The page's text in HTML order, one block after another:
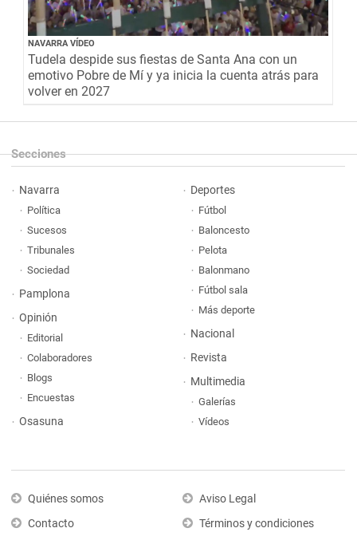
NAVARRA VÍDEO
Tudela despide sus fiestas de Santa Ana con un
emotivo Pobre de Mí y ya inicia la cuenta atrás para
volver en 2027
Secciones
Navarra
Política
Sucesos
Tribunales
Sociedad
Pamplona
Opinión
Editorial
Colaboradores
Blogs
Encuestas
Osasuna
Deportes
Fútbol
Baloncesto
Pelota
Balonmano
Fútbol sala
Más deporte
Nacional
Revista
Multimedia
Galerías
Vídeos
Quiénes somos
Contacto
Aviso Legal
Términos y condiciones